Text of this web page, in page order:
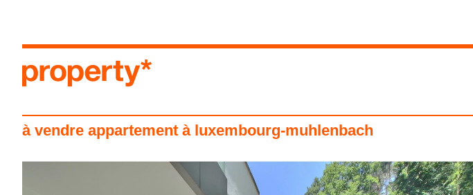
à vendre appartement à luxembourg-muhlenbach